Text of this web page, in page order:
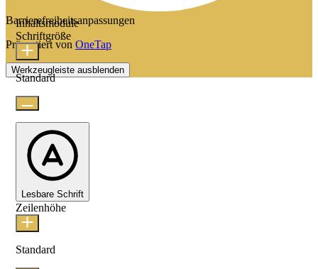
Barrierefreiheitsanpassungen
Präsentiert von OneTap
Werkzeugleiste ausblenden
Inhaltsmodule
Schriftgröße
Standard
Lesbare Schrift
Zeilenhöhe
Standard